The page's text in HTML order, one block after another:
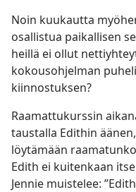
Noin kuukautta
osallistua paikallisen
heillä ei ollut
kokousohjelman
kiinnostuksen?
Raamattukurssin
taustalla Edithin
löytämään
Edith ei kuitenkaan
Jennie muistelee: